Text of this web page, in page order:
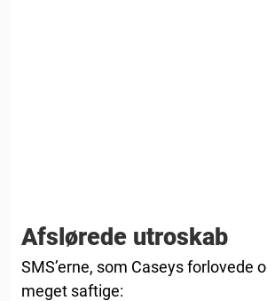
Afslørede utroskab
SMS’erne, som Caseys forlovede
meget saftige: